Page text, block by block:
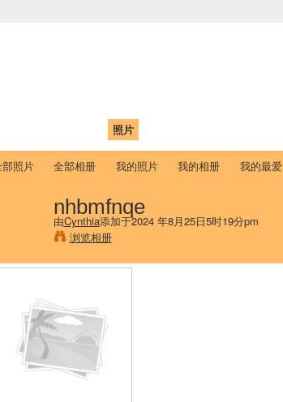
照片
照片 全部相册 我的照片 我的相册 我的最爱
nhbmfnqe
由Cynthia添加于2024 年8月25日5时19分pm
浏览相册